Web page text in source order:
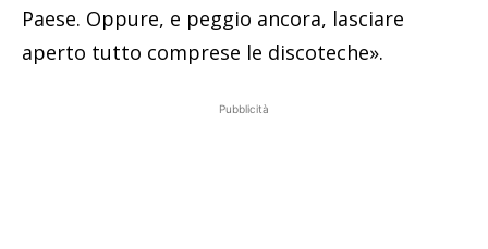
Paese. Oppure, e peggio ancora, lasciare
aperto tutto comprese le discoteche».
Pubblicità